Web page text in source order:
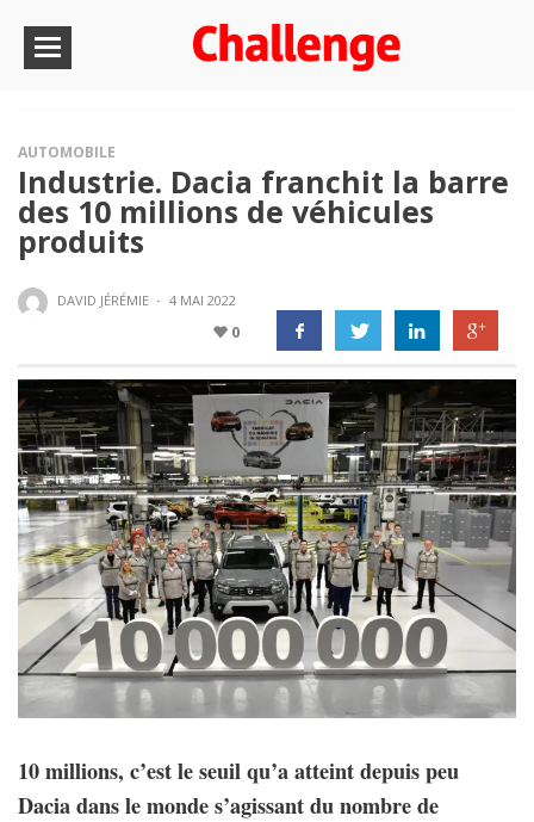
AUTOMOBILE
Industrie. Dacia franchit la barre
des 10 millions de véhicules
produits
DAVID JÉRÉMIE · 4 MAI 2022
0
10 millions, c’est le seuil qu’a atteint depuis peu
Dacia dans le monde s’agissant du nombre de